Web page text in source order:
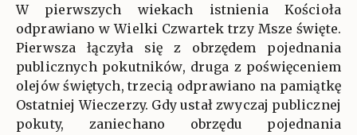
W pierwszych wiekach istnienia Kościoła
odprawiano w Wielki Czwartek trzy Msze święte.
Pierwsza łączyła się z obrzędem pojednania
publicznych pokutników, druga z poświęceniem
olejów świętych, trzecią odprawiano na pamiątkę
Ostatniej Wieczerzy. Gdy ustał zwyczaj publicznej
pokuty, zaniechano obrzędu pojednania